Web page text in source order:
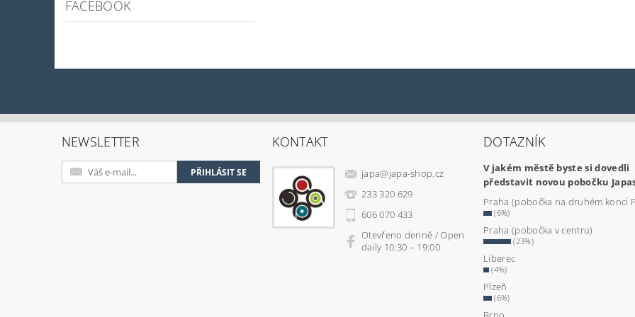
FACEBOOK
NEWSLETTER KONTAKT
japa@japa-shop.cz
233 320 629
606 070 433
Otevřeno denně / Open
daily 10:30 – 19:00
DOTAZNÍK
V jakém městě byste si dovedli
představit novou pobočku
Praha (pobočka na druhém konci
(6%)
Praha (pobočka v centru)
(23%)
Liberec
(4%)
Plzeň
(6%)